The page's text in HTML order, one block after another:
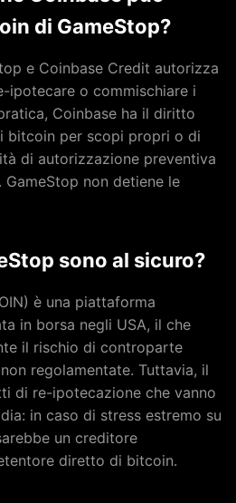
di GameStop?
e Coinbase Credit autorizza
ipotecare o commischiare i
Coinbase ha il diritto
bitcoin per scopi propri o di
di autorizzazione preventiva
non detiene le
sono al sicuro?
è una piattaforma
in borsa negli USA, il che
il rischio di controparte
regolamentate. Tuttavia, il
di re-ipotecazione che vanno
in caso di stress estremo su
un creditore
diretto di bitcoin.